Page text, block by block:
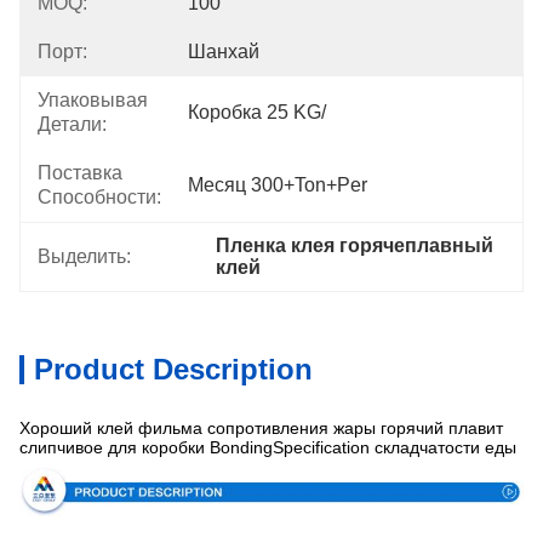
Порт: Шанхай
Упаковывая
Детали:
Коробка 25 KG/
Поставка
Способности:
Месяц 300+Ton+per
Выделить:
Пленка клея горячеплавный
клей
Product Description
Хороший клей фильма сопротивления жары горячий плавит
слипчивое для коробки BondingSpecification складчатости еды